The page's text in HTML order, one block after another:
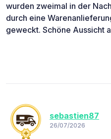
wurden zweimal in der
durch eine
geweckt. Schöne Aussicht
sebastien87
26/07/2026